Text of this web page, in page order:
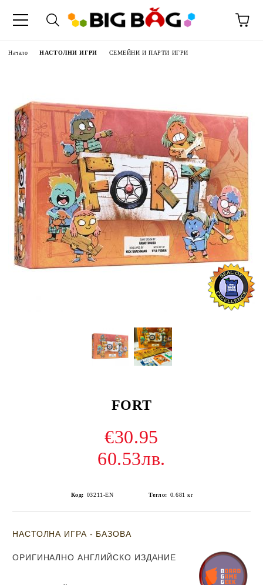
Начало НАСТОЛНИ ИГРИ СЕМЕЙНИ И ПАРТИ ИГРИ
FORT
€30.95
60.53лв.
Код: 03211-EN Тегло: 0.681 кг
НАСТОЛНА ИГРА - БАЗОВА
ОРИГИНАЛНО АНГЛИЙСКО ИЗДАНИЕ